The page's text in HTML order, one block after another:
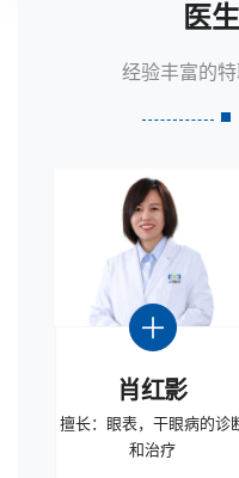
医
经验丰富的
肖红影
擅长：眼表，干眼病的诊
和治疗